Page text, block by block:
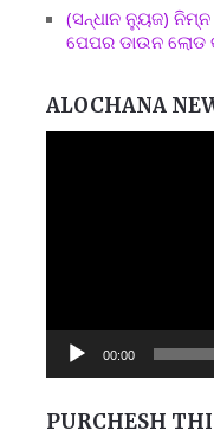
(ସନ୍ଧାନ ନ୍ୟୁଜ)
ପେପର ଡାଉନ ଲୋଡ
ALOCHANA
00:00
PURCHESH